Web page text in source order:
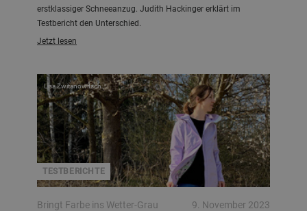
erstklassiger Schneeanzug. Judith Hackinger erklärt im
Testbericht den Unterschied.
Jetzt lesen
TESTBERICHTE
Lisa Zwitanowitsch
Bringt Farbe ins Wetter-Grau
9. November 2023